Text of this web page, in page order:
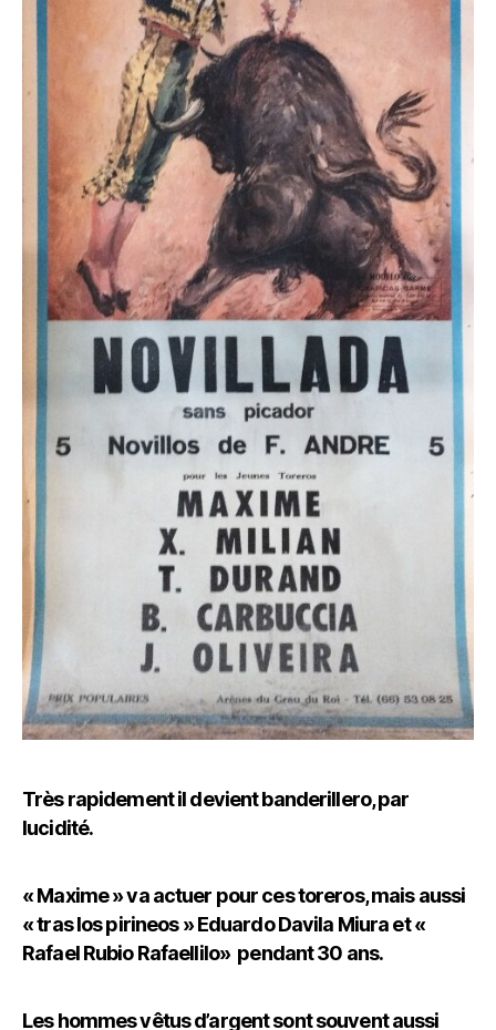
Très rapidement il devient banderillero, par
lucidité.
« Maxime » va actuer pour ces toreros, mais aussi
« tras los pirineos » Eduardo Davila Miura et «
Rafael Rubio Rafaellilo» pendant 30 ans.
Les hommes vêtus d’argent sont souvent aussi